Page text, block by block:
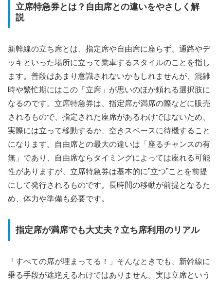
立席特急券とは？自由席との違いをやさしく解
説
新幹線の立ち席とは、指定席や自由席に座らず、通路やデ
ッキといった場所に立って乗車するスタイルのことを指し
ます。普段はあまり意識されないかもしれませんが、混雑
時や繁忙期にはこの「立席」が思いのほか頼れる選択肢に
なるのです。立席特急券は、指定席が満席の際などに販売
されるもので、指定された座席があるわけではないため、
実際には立って移動するか、空きスペースに待機すること
になります。自由席との最大の違いは「座るチャンスの有
無」であり、自由席ならタイミングによっては座れる可能
性がありますが、立席特急券は基本的に”立つ”ことを前提
にして発行されるものです。長時間の移動が前提となるた
め、体力や準備も必要です。
指定席が満席でも大丈夫？立ち席利用のリアル
「すべての席が埋まってる！」そんなときでも、新幹線に
乗る手段が途絶えるわけではありません。実は立席という